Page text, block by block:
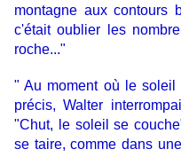
montagne aux contours
c'était oublier les
roche..."
" Au moment où le soleil
précis, Walter
"Chut, le soleil se
se taire, comme dans